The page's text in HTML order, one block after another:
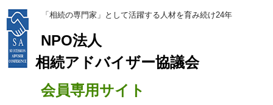
「相続の専門家」として活躍する人材を育み続け24年
NPO法人
相続アドバイザー協議会
会員専用サイト